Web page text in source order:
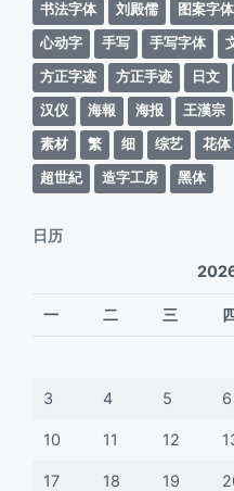
书法字体
刘殿儒 图案字体
心动字
手写 手写字体
方正字迹
方正手迹 日文
汉仪
海報 海报 王漢宗
素材
繁 细 综艺 花体
超世紀
造字工房 黑体
日历
一 二 三
3 4 5 6
10 11 12
17 18 19